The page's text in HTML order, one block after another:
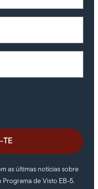
as últimas notícias sobre
de Visto EB-5.